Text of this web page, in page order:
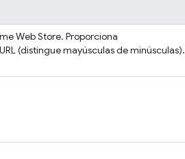
Web Store. Proporciona
(distingue mayúsculas de minúsculas).